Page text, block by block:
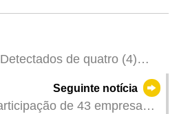
de quatro (4)
Seguinte notícia
de 43 empresas